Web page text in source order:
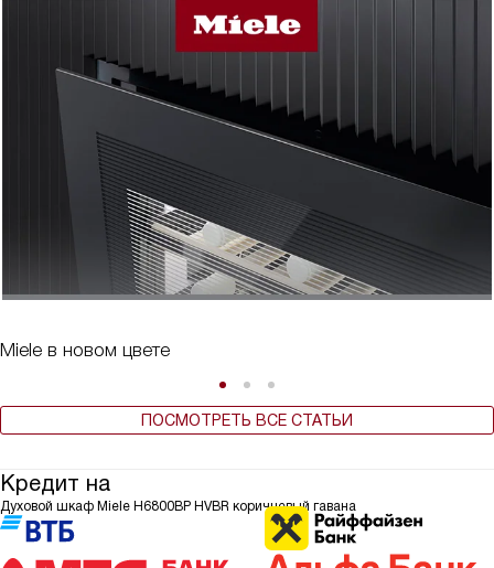
Miele в новом цвете
ПОСМОТРЕТЬ ВСЕ СТАТЬИ
Кредит на
Духовой шкаф Miele H6800BP HVBR коричневый гавана